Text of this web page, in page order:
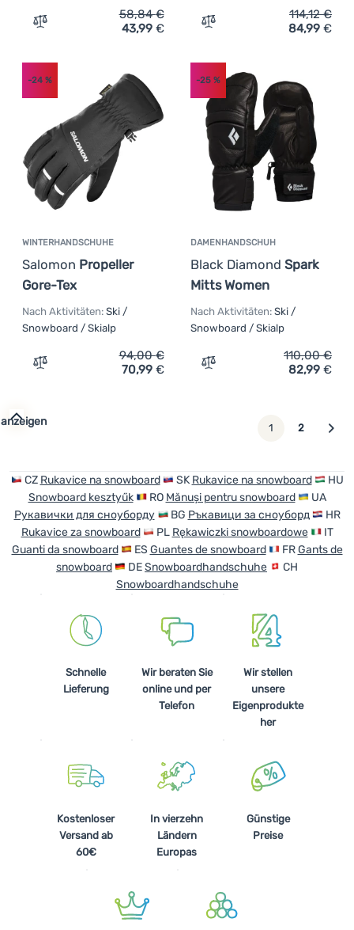
Zum Vergleich 'Skihandschuh Leki Montera Storm'
58,84€
43,99 € Zum Vergleich
114,12€
84,99 €
WINTERHANDSCHUHE
Salomon Propeller
Gore-Tex
-24 %
Nach Aktivitäten: Ski /
Snowboard / Skialp
Zum Vergleich 'Winterhandschuhe Salomon Propeller
94,00€
70,99 €
DAMENHANDSCHUH
Black Diamond Spark
Mitts Women
-25%
Nach Aktivitäten: Ski /
Snowboard / Skialp
Zum Vergleich
110,00€
82,99 €
1 2 weiter
CZ Rukavice na snowboard SK Rukavice na snowboard
HU
Snowboard kesztyűk
RO Mănuși pentru snowboard
UA
Рукавички для сноуборду
BG Ръкавици за сноуборд
HR
Rukavice za snowboard
PL Rękawiczki snowboardowe
IT
Guanti da snowboard
ES Guantes de snowboard FRGants de
snowboard
DESnowboardhandschuhe
CH
Snowboardhandschuhe
Schnelle
Lieferung
Wir beraten Sie
online und per
Telefon
Wir stellen
unsere
Eigenprodukte
her
Kostenloser
Versand ab
60€
In vierzehn
Ländern
Europas
Günstige
Preise